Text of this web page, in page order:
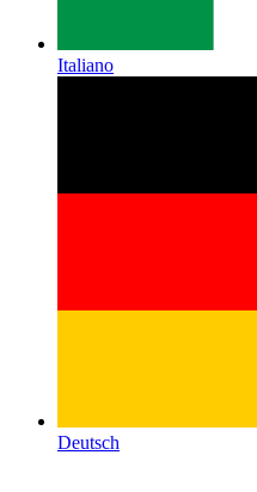
Italiano
Deutsch